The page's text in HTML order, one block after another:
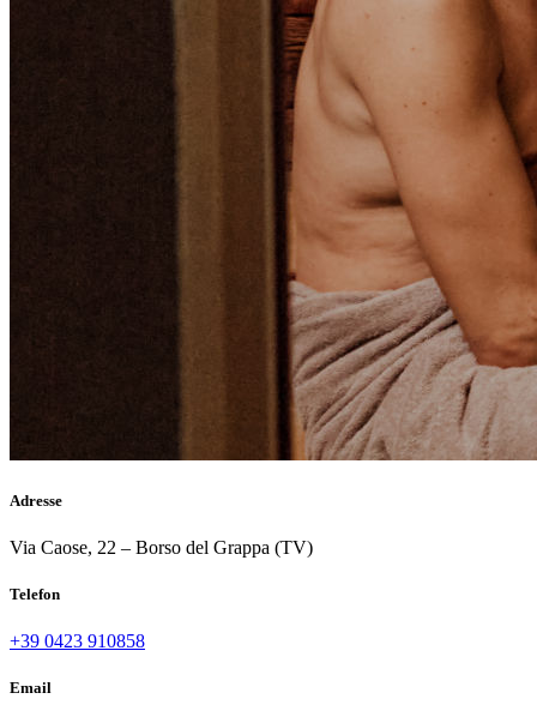
Adresse
Via Caose, 22 – Borso del Grappa (TV)
Telefon
+39 0423 910858
Email